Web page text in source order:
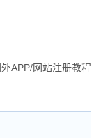
外APP/网站注册教程